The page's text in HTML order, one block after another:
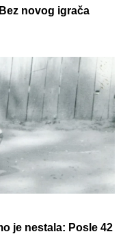
novog igrača
je nestala: Posle 42